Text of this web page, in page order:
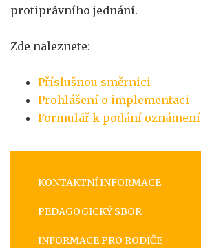
protiprávního jednání.
Zde naleznete:
Příslušnou směrnici
Prohlášení o implementaci
Formulář k podání oznámení
KONTAKTNÍ INFORMACE
PEDAGOGICKÝ SBOR
INFORMACE PRO RODIČE